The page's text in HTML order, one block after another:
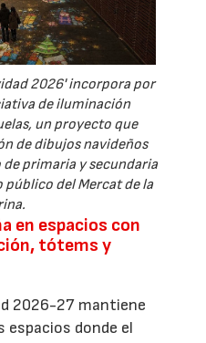
2026' incorpora por
de iluminación
un proyecto que
de dibujos navideños
primaria y secundaria
del Mercat de la
en espacios con
tótems y
2026-27 mantiene
espacios donde el